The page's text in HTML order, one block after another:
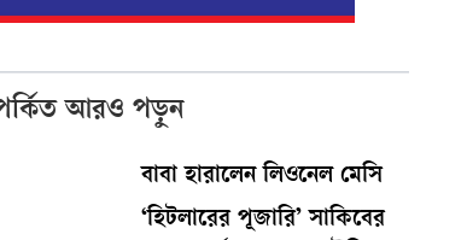
আরও পড়ুন
বাবা হারালেন লিওনেল মেসি
‘হিটলারের পূজারি’ সাকিবের